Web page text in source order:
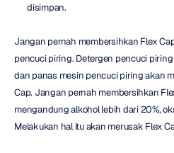
disimpan.
Jangan pernah membersihkan Flex
pencuci piring. Detergen pencuci
dan panas mesin pencuci piring akan
Cap. Jangan pernah membersihkan
mengandung alkohol lebih dari 20%,
Melakukan hal itu akan merusak Flex